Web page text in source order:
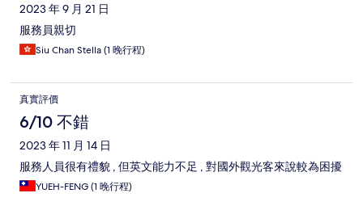
2023 年 9 月 21 日
服務員親切
Siu Chan Stella (1 晚行程)
真實評價
6/10 不錯
2023 年 11 月 14 日
服務人員很有禮貌 , 但英文能力不足 , 對國外觀光客來說較為困擾
YUEH-FENG (1 晚行程)